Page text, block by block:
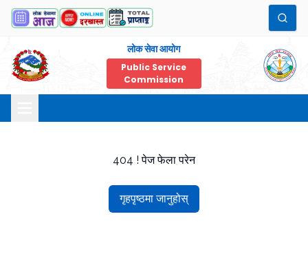
लोक सेवा आयोग
Public Service
Commission
404 ! पेज फेला परेन
गृहपृष्ठमा जानुहोस्